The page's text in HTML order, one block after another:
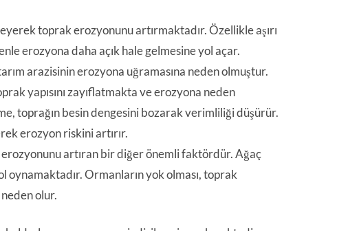
toprak erozyonunu artırmaktadır. Özellikle aşırı
erozyona daha açık hale gelmesine yol açar.
arazisinin erozyona uğramasına neden olmuştur.
yapısını zayıflatmakta ve erozyona neden
toprağın besin dengesini bozarak verimliliği düşürür.
erozyon riskini artırır.
artıran bir diğer önemli faktördür. Ağaç
Ormanların yok olması, toprak
neden olur.